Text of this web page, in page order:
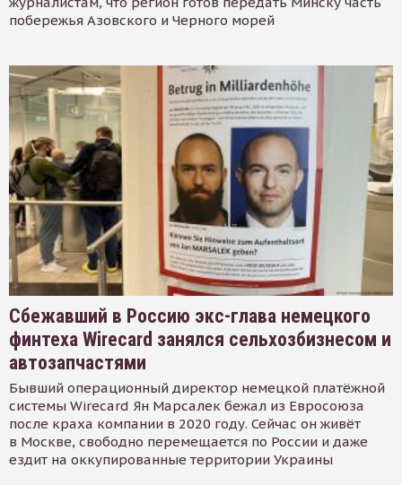
побережья Азовского и Черного морей
Сбежавший в Россию экс-глава немецкого
финтеха Wirecard занялся сельхозбизнесом и
автозапчастями
Бывший операционный директор немецкой платёжной
системы Wirecard Ян Марсалек бежал из Евросоюза
после краха компании в 2020 году. Сейчас он живёт
в Москве, свободно перемещается по России и даже
ездит на оккупированные территории Украины